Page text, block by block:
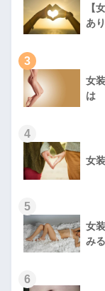
【
あ
3
女
は
4
女
5
女
み
6